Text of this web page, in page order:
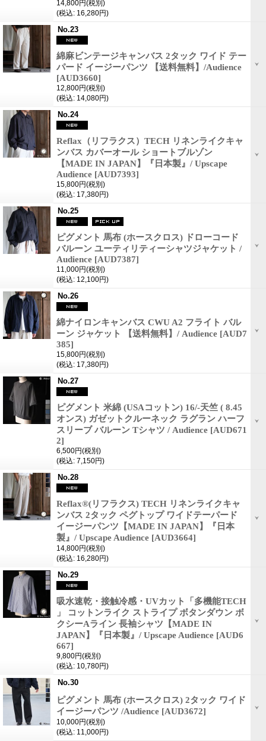
14,800円(税別)
(税込: 16,280円)
No.23
綿麻ビンテージキャンバス 2タック ワイド テー
パード イージーパンツ 【送料無料】/Audience
[AUD3660]
12,800円(税別)
(税込: 14,080円)
No.24
Reflax（リフラクス）TECH リネンライクキャ
ンバス カバーオール ショートブルゾン
【MADE IN JAPAN】『日本製』/ Upscape
Audience [AUD7393]
15,800円(税別)
(税込: 17,380円)
No.25
ピグメント 馬布 (ホースクロス) ドローコード
バルーン ユーティリティーシャツジャケット /
Audience [AUD7387]
11,000円(税別)
(税込: 12,100円)
No.26
綿ナイロンキャンバス CWU A2 フライト バル
ーン ジャケット 【送料無料】/ Audience [AUD7
385]
15,800円(税別)
(税込: 17,380円)
No.27
ピグメント 米綿 (USAコットン) 16/-天竺 ( 8.45
オンス) ガゼットクルーネック ラグラン ハーフ
スリーブ バルーン Tシャツ / Audience [AUD671
2]
6,500円(税別)
(税込: 7,150円)
No.28
Reflax®(リフラクス) TECH リネンライクキャ
ンバス 2タック ペグトップ ワイドテーパード
イージーパンツ【MADE IN JAPAN】『日本
製』/ Upscape Audience [AUD3664]
14,800円(税別)
(税込: 16,280円)
No.29
吸水速乾・接触冷感・UVカット「多機能TECH
」 コットンライク ストライプ ボタンダウン ボ
クシーAライン 長袖シャツ【MADE IN
JAPAN】『日本製』/ Upscape Audience [AUD6
667]
9,800円(税別)
(税込: 10,780円)
No.30
ピグメント 馬布 (ホースクロス) 2タック ワイド
イージーパンツ /Audience [AUD3672]
10,000円(税別)
(税込: 11,000円)